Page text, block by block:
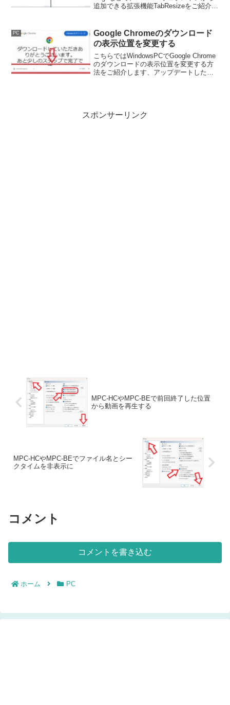
追加できる拡張機能TabResizeをご紹介し
す。
PC
Google Chromeのダウンロード
の表示位置を変更する
こちらではWindowsPCでGoogle Chrome
のダウンロードの表示位置を変更する方
法をご紹介します、アップデートしたら
スポンサーリンク
MPC-HCやMPC-BEで前回終了した位置
から動画を再生する
MPC-HCやMPC-BEでファイル名とシー
クタイムを非表示に
コメント
コメントを書き込む
ホーム PC